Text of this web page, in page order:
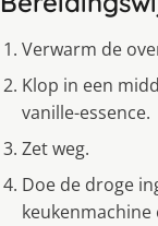
Verwarm de
Klop in een
vanille-essence.
Zet weg.
Doe de droge